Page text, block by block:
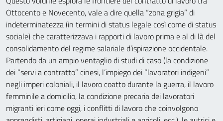
Ottocento e Novecento, vale a dire quella “zona grigia” di
indeterminatezza (in termini di status legale così come di status
sociale) che caratterizzava i rapporti di lavoro prima e al di là del
consolidamento del regime salariale d’ispirazione occidentale.
Partendo da un ampio ventaglio di studi di caso (la condizione
dei “servi a contratto” cinesi, l’impiego dei “lavoratori indigeni”
negli imperi coloniali, il lavoro coatto durante la guerra, il lavoro
femminile a domicilio, la condizione precaria dei lavoratori
migranti ieri come oggi, i conflitti di lavoro che coinvolgono